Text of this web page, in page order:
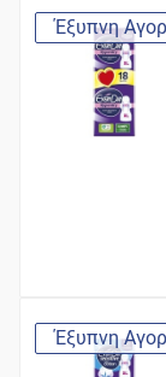
Έξυπνη
Έξυπνη